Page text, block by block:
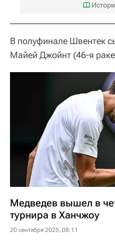
В полуфинале Швентек
Майей Джойнт (46-я
Медведев вышел в
турнира в Ханчжоу
20 сентября 2025, 08:11